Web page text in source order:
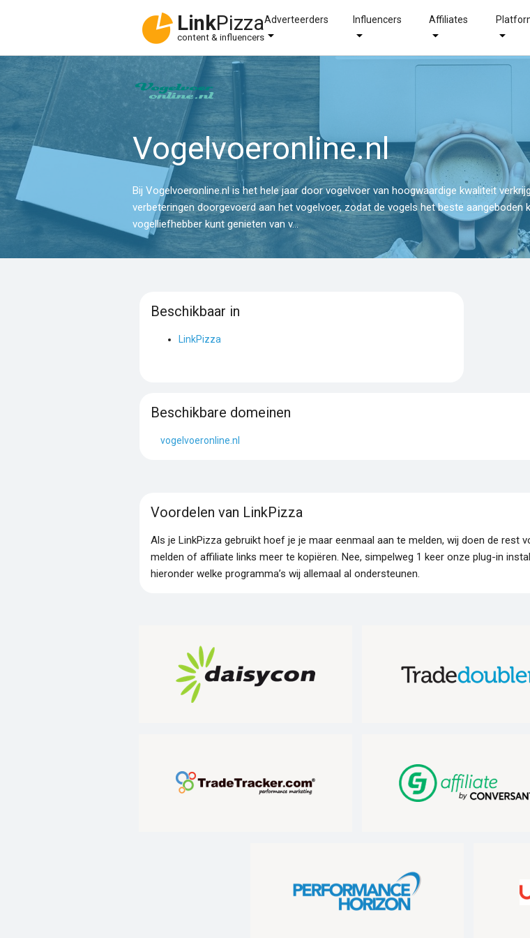
LinkPizza
content & influencers
Adverteerders Influencers Affiliates
Vogelvoeronline.nl
Bij Vogelvoeronline.nl is het hele jaar door vogelvoer van hoogwaardige kwaliteit
verbeteringen doorgevoerd aan het vogelvoer, zodat de vogels het beste
vogelliefhebber kunt genieten van v...
Beschikbaar in
LinkPizza
Beschikbare domeinen
vogelvoeronline.nl
Voordelen van LinkPizza
Als je LinkPizza gebruikt hoef je je maar eenmaal aan te melden, wij doen de rest
melden of affiliate links meer te kopiëren. Nee, simpelweg 1 keer onze plug-in
hieronder welke programma’s wij allemaal al ondersteunen.